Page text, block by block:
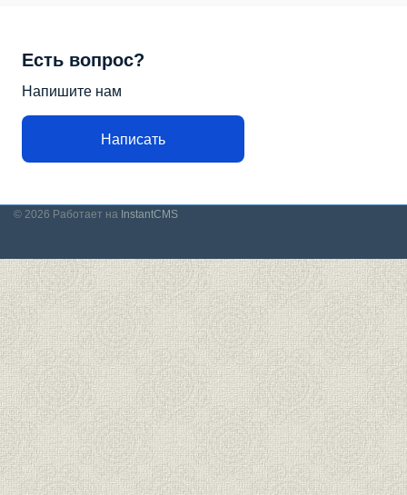
Есть вопрос?
Напишите нам
Написать
© 2026 Работает на InstantCMS